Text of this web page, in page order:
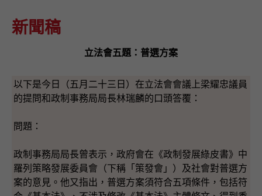
新聞稿
立法會五題：普選方案
以下是今日（五月二十三日）在立法會會議上梁耀忠議員
的提問和政制事務局局長林瑞麟的口頭答覆：
問題：
政制事務局局長曾表示，政府會在《政制發展綠皮書》中
羅列策略發展委員會（下稱「策發會」）及社會對普選方
案的意見。他又指出，普選方案須符合五項條件，包括符